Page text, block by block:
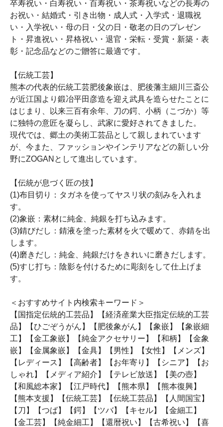
卒寿祝い・白寿祝い・百寿祝い・茶寿祝いなどの長寿の
お祝い・結婚式・引き出物・成人式・入学式・退職祝
い・入学祝い・母の日・父の日・敬老の日のプレゼン
ト・昇進祝い・昇格祝い・退官・栄転・受賞・新築・表
彰・記念品などのご贈答に最適です。
【伝統工芸】
熊本の代表的伝統工芸肥後象嵌は、肥後藩主細川三斎公
が近江国より鍛冶平田彦造を迎え武具を造らせたことに
はじまり、以来三百有余年、刀の鍔、小柄（こづか）等
に独特の意匠を凝らし、武家に愛好されてきました。
現代では、郷土の美術工芸品として親しまれています
が、今また、ファッションやインテリアなどの新しい分
野にZOGANとして進出しています。
【伝統が息づく匠の技】
(1)布目切り：タガネを使ってヤスリ状の刻みを入れま
す。
(2)象嵌：素材に純金、純銀を打ち込みます。
(3)錆びだし：錆液を塗った素材を火で暖めて、赤錆を出
します。
(4)磨きだし：純金、純銀だけをきれいに磨きだします。
(5)すじ打ち：陰影を付けるために彫刻をして仕上げま
す。
＜おすすめサイト内検索キーワード＞
【国指定伝統的工芸品】【経済産業大臣指定伝統的工芸
品】【ひごぞうがん】【肥後象がん】【象嵌】【象嵌細
工】【金工象嵌】【純金アクセサリー】【和柄】【金象
嵌】【金属象嵌】【金具】【男性】【女性】【メンズ】
【レディース】【高齢者】【お年寄り】【シニア】【お
しゃれ】【メディア紹介】【テレビ放送】【美の壺】
【和風総本家】【江戸時代】【熊本県】【熊本復興】
【熊本支援】【伝統工芸】【伝統工芸品】【人間国宝】
【刀】【つば】【鍔】【ツバ】【キセル】【金細工】
【金工芸】【純金細工】【還暦祝い】【古希祝い】【喜